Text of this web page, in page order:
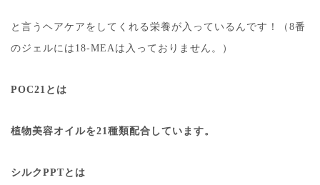
と言うヘアケアをしてくれる栄養が入っているんです！（8番
のジェルには18-MEAは入っておりません。）
POC21とは
植物美容オイルを21種類配合しています。
シルクPPTとは